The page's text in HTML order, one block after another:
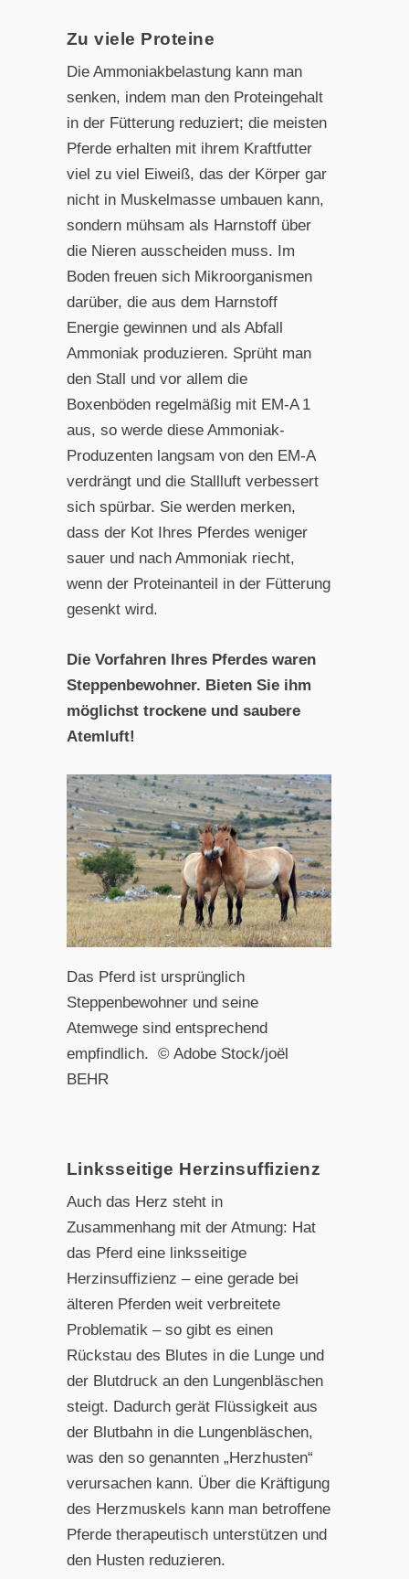
Zu viele Proteine
Die Ammoniakbelastung kann man
senken, indem man den Proteingehalt
in der Fütterung reduziert; die meisten
Pferde erhalten mit ihrem Kraftfutter
viel zu viel Eiweiß, das der Körper gar
nicht in Muskelmasse umbauen kann,
sondern mühsam als Harnstoff über
die Nieren ausscheiden muss. Im
Boden freuen sich Mikroorganismen
darüber, die aus dem Harnstoff
Energie gewinnen und als Abfall
Ammoniak produzieren. Sprüht man
den Stall und vor allem die
Boxenböden regelmäßig mit EM-A 1
aus, so werde diese Ammoniak-
Produzenten langsam von den EM-A
verdrängt und die Stallluft verbessert
sich spürbar. Sie werden merken,
dass der Kot Ihres Pferdes weniger
sauer und nach Ammoniak riecht,
wenn der Proteinanteil in der Fütterung
gesenkt wird.
Die Vorfahren Ihres Pferdes waren
Steppenbewohner. Bieten Sie ihm
möglichst trockene und saubere
Atemluft!
Das Pferd ist ursprünglich
Steppenbewohner und seine
Atemwege sind entsprechend
empfindlich. © Adobe Stock/joël
BEHR
Linksseitige Herzinsuffizienz
Auch das Herz steht in
Zusammenhang mit der Atmung: Hat
das Pferd eine linksseitige
Herzinsuffizienz – eine gerade bei
älteren Pferden weit verbreitete
Problematik – so gibt es einen
Rückstau des Blutes in die Lunge und
der Blutdruck an den Lungenbläschen
steigt. Dadurch gerät Flüssigkeit aus
der Blutbahn in die Lungenbläschen,
was den so genannten „Herzhusten“
verursachen kann. Über die Kräftigung
des Herzmuskels kann man betroffene
Pferde therapeutisch unterstützen und
den Husten reduzieren.